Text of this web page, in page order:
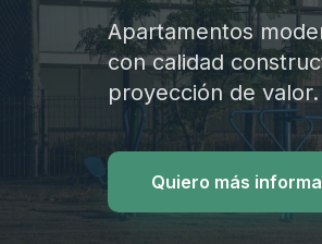
Apartamentos
con calidad
proyección de valor.
Quiero más